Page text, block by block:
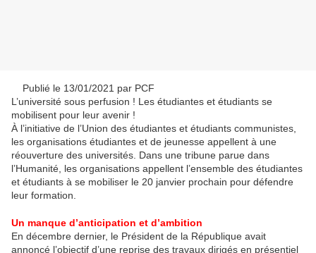
Publié le 13/01/2021 par PCF
L’université sous perfusion ! Les étudiantes et étudiants se
mobilisent pour leur avenir !
À l’initiative de l’Union des étudiantes et étudiants communistes,
les organisations étudiantes et de jeunesse appellent à une
réouverture des universités. Dans une tribune parue dans
l’Humanité, les organisations appellent l’ensemble des étudiantes
et étudiants à se mobiliser le 20 janvier prochain pour défendre
leur formation.
Un manque d’anticipation et d’ambition
En décembre dernier, le Président de la République avait
annoncé l’objectif d’une reprise des travaux dirigés en présentiel